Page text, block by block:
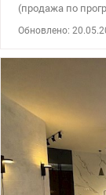
(продажа по
Гай, 10 Общая
кв.м, этаж 18/26.
комплексе,
отдельные
раздельный
территория с
подземный
выходом. На
Обновлено: